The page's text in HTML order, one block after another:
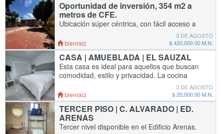
Oportunidad de inversión, 354 m2 a
metros de CFE.
Ubicación súper céntrica, con fácil acceso a
escuelas, transporte y todos los servicios
necesarios para la vida diaria. La propiedad s
bienraiz
3 DE AGOSTO
$ 420,000.00 M.N.
CASA | AMUEBLADA | EL SAUZAL
Esta casa es ideal para aquellos que buscan
comodidad, estilo y privacidad. La cocina
equipada y las áreas amuebladas hacen que
sea lista para mudarse. El jardín y el comedor
de
bienraiz
3 DE AGOSTO
$ 20,000.00 M.N.
TERCER PISO | C. ALVARADO | ED.
ARENAS
Tercer nivel disponible en el Edificio Arenas.